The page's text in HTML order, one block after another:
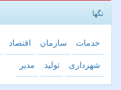
تگها
خدمات سازمان اقتصاد
شهرداری تولید مدیر